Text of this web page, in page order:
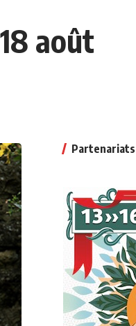
août
Partenariats